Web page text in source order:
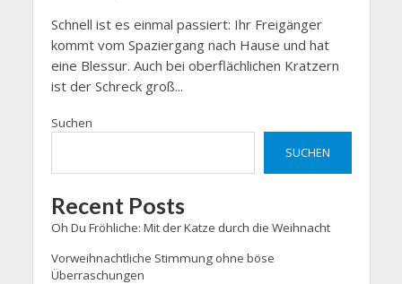
Schnell ist es einmal passiert: Ihr Freigänger
kommt vom Spaziergang nach Hause und hat
eine Blessur. Auch bei oberflächlichen Kratzern
ist der Schreck groß...
Suchen
SUCHEN
Recent Posts
Oh Du Fröhliche: Mit der Katze durch die Weihnacht
Vorweihnachtliche Stimmung ohne böse
Überraschungen